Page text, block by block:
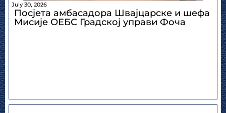
July 30, 2026
Посјета амбасадора Швајцарске и шефа
Мисије ОЕБС Градској управи Фоча